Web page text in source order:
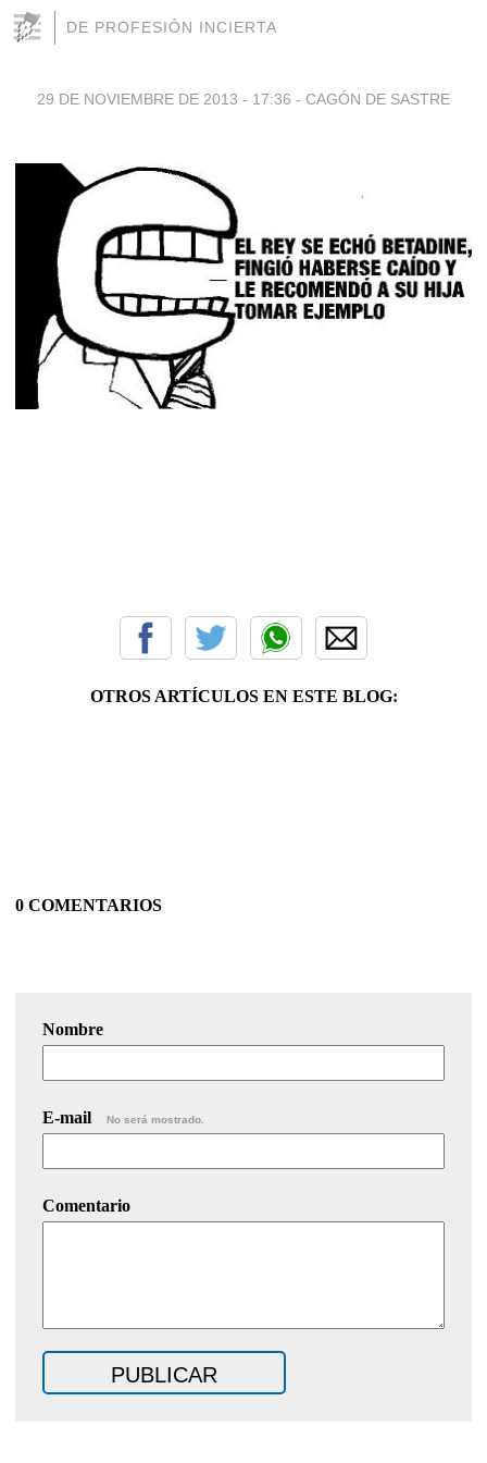
DE PROFESIÓN INCIERTA
29 DE NOVIEMBRE DE 2013 - 17:36 - CAGÓN DE SASTRE
OTROS ARTÍCULOS EN ESTE BLOG:
0 COMENTARIOS
Nombre
E-mail No será mostrado.
Comentario